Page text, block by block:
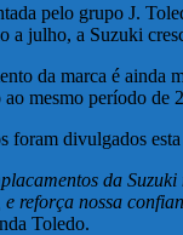
pelo grupo J.
a julho, a Suzuki
da marca é
mesmo período
foram divulgados
da
reforça nossa
Toledo.